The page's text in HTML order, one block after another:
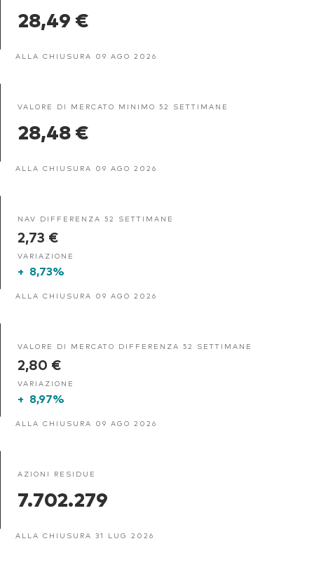
28,49 €
ALLA CHIUSURA 09 AGO 2026
VALORE DI MERCATO MINIMO 52 SETTIMANE
28,48 €
ALLA CHIUSURA 09 AGO 2026
NAV DIFFERENZA 52 SETTIMANE
2,73 €
VARIAZIONE
+ 8,73%
ALLA CHIUSURA 09 AGO 2026
VALORE DI MERCATO DIFFERENZA 52 SETTIMANE
2,80 €
VARIAZIONE
+ 8,97%
ALLA CHIUSURA 09 AGO 2026
AZIONI RESIDUE
7.702.279
ALLA CHIUSURA 31 LUG 2026